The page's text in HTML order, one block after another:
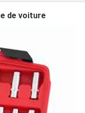
de voiture